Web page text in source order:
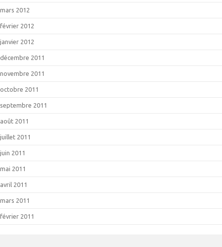
mars 2012
février 2012
janvier 2012
décembre 2011
novembre 2011
octobre 2011
septembre 2011
août 2011
juillet 2011
juin 2011
mai 2011
avril 2011
mars 2011
février 2011